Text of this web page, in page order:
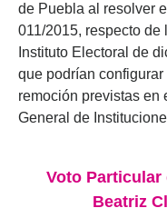
de Puebla al resolver
011/2015, respecto de
Instituto Electoral de
que podrían
remoción previstas en
General de
Voto Particular
Beatriz